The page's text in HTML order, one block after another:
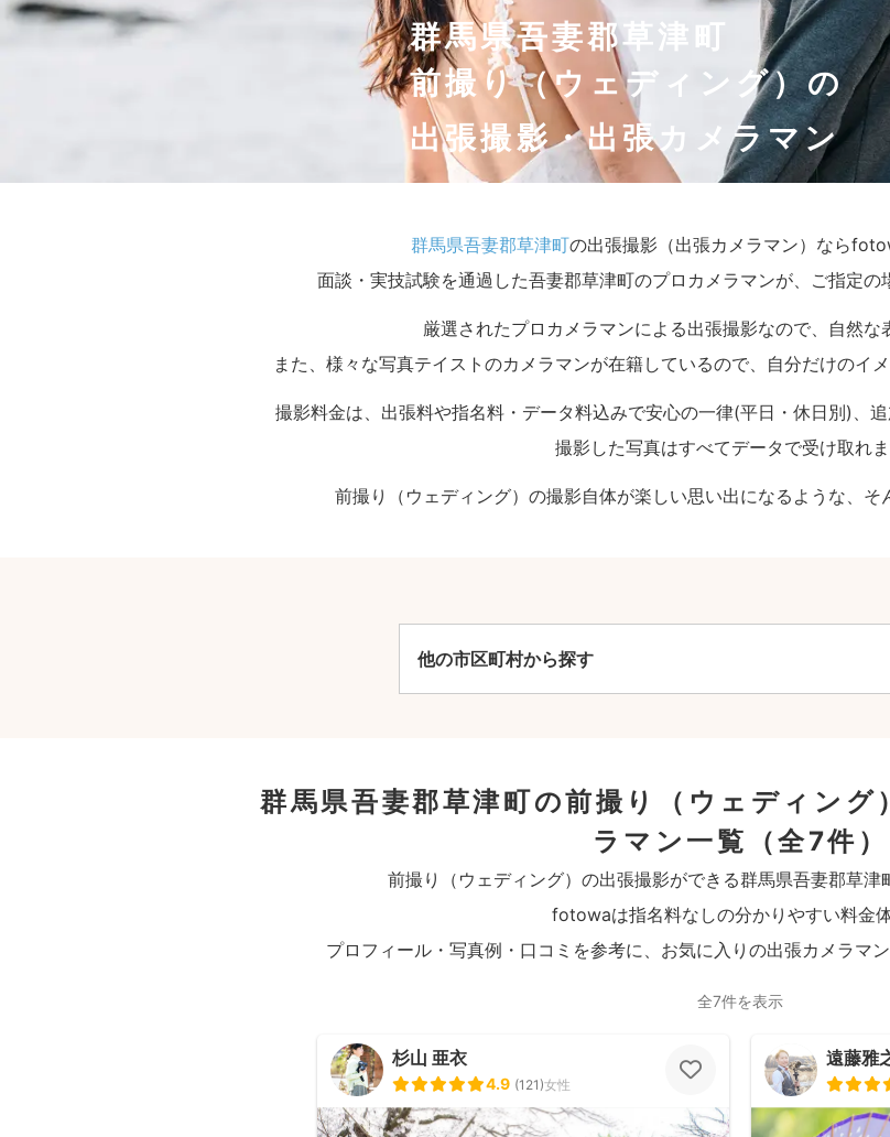
群馬県吾妻郡草津町
前撮り（ウェディング）の
出張撮影・出張カメラマン
群馬県吾妻郡草津町の出張撮影（出張カメラマン）なら
面談・実技試験を通過した吾妻郡草津町のプロカメラマンが、ご指定の
厳選されたプロカメラマンによる出張撮影なので、自然な
また、様々な写真テイストのカメラマンが在籍しているので、自分だけのイ
撮影料金は、出張料や指名料・データ料込みで安心の一律(平日・休日別)、
撮影した写真はすべてデータで受け取れま
前撮り（ウェディング）の撮影自体が楽しい思い出になるような、そ
他の市区町村から探す
群馬県吾妻郡草津町の前撮り（ウェディング
ラマン一覧
（全7件）
前撮り（ウェディング）の出張撮影ができる群馬県吾妻郡草津
fotowaは指名料なしの分かりやすい料金体
プロフィール・写真例・口コミを参考に、お気に入りの出張カメラマ
全7件を表示
杉山 亜衣
4.9 (121)女性
遠藤雅